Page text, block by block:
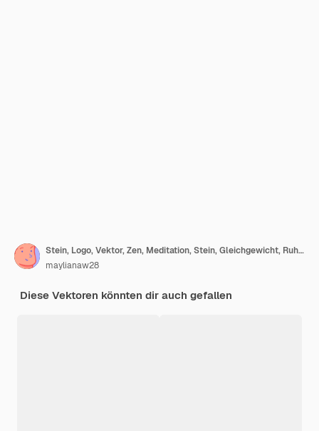
Stein, Logo, Vektor, Zen, Meditation, Stein, Gleichgewicht, Ruhe, Yoga, Einfache, Design, Silhouette
maylianaw28
Diese Vektoren könnten dir auch gefallen